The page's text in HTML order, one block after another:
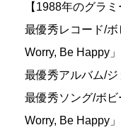
【1988年のグラミ
最優秀レコード/
Worry, Be Happy」
最優秀アルバム/ジ
最優秀ソング/ボ
Worry, Be Happy」